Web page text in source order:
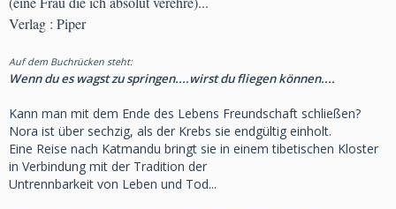
Verlag : Piper
Auf dem Buchrücken steht:
Wenn du es wagst zu springen....wirst du fliegen können....
Kann man mit dem Ende des Lebens Freundschaft schließen?
Nora ist über sechzig, als der Krebs sie endgültig einholt.
Eine Reise nach Katmandu bringt sie in einem tibetischen Kloster
in Verbindung mit der Tradition der
Untrennbarkeit von Leben und Tod...